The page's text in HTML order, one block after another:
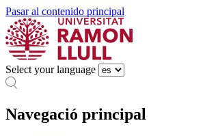
Pasar al contenido principal
Select your language
Navegació principal